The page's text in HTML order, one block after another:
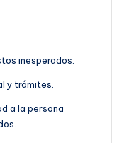
inesperados.
y trámites.
a la persona